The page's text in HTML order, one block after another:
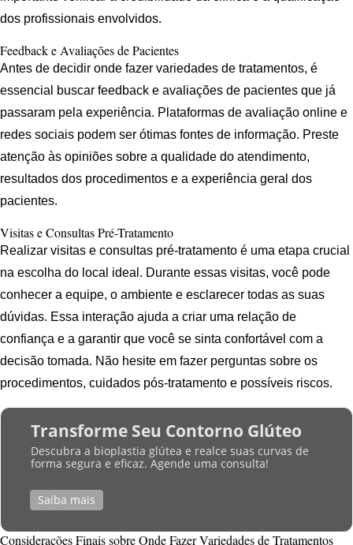
dos profissionais envolvidos.
Feedback e Avaliações de Pacientes
Antes de decidir onde fazer variedades de tratamentos, é
essencial buscar feedback e avaliações de pacientes que já
passaram pela experiência. Plataformas de avaliação online e
redes sociais podem ser ótimas fontes de informação. Preste
atenção às opiniões sobre a qualidade do atendimento,
resultados dos procedimentos e a experiência geral dos
pacientes.
Visitas e Consultas Pré-Tratamento
Realizar visitas e consultas pré-tratamento é uma etapa crucial
na escolha do local ideal. Durante essas visitas, você pode
conhecer a equipe, o ambiente e esclarecer todas as suas
dúvidas. Essa interação ajuda a criar uma relação de
confiança e a garantir que você se sinta confortável com a
decisão tomada. Não hesite em fazer perguntas sobre os
procedimentos, cuidados pós-tratamento e possíveis riscos.
Transforme Seu Contorno Glúteo
Descubra a bioplastia glútea e realce suas curvas de
forma segura e eficaz. Agende uma consulta!
Saiba mais
Considerações Finais sobre Onde Fazer Variedades de Tratamentos